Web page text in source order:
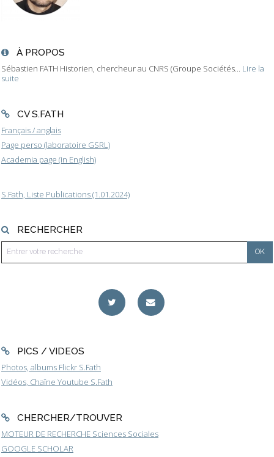
À PROPOS
Sébastien FATH Historien, chercheur au CNRS (Groupe Sociétés... Lire la
suite
CV S.FATH
Français / anglais
Page perso (laboratoire GSRL)
Academia page (in English)
S.Fath, Liste Publications (1.01.2024)
RECHERCHER
PICS / VIDEOS
Photos, albums Flickr S.Fath
Vidéos, Chaîne Youtube S.Fath
CHERCHER/TROUVER
MOTEUR DE RECHERCHE Sciences Sociales
GOOGLE SCHOLAR